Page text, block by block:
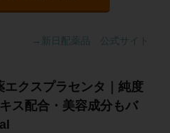
→新日配薬品 公式サイト
エクスプラセンタ｜純度
ス配合・美容成分もバ